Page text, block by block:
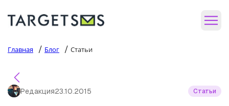
Главная / Блог / Статьи
Редакция23.10.2015 Статьи